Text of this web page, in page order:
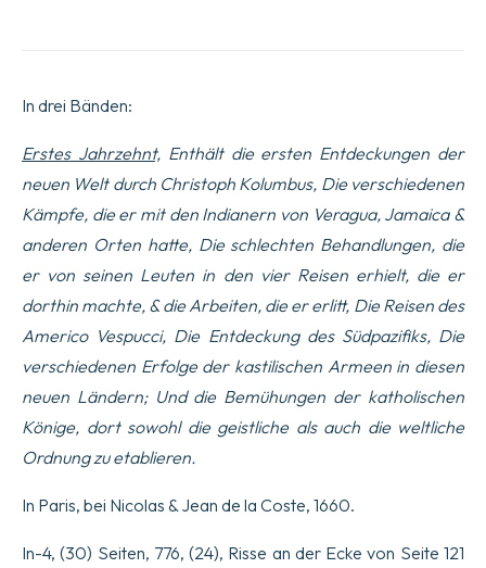
In drei Bänden:
Erstes Jahrzehnt,Enthält die ersten Entdeckungen der
neuen Welt durch Christoph Kolumbus, Die verschiedenen
Kämpfe, die er mit den Indianern von Veragua, Jamaica &
anderen Orten hatte, Die schlechten Behandlungen, die
er von seinen Leuten in den vier Reisen erhielt, die er
dorthin machte, & die Arbeiten, die er erlitt, Die Reisen des
Americo Vespucci, Die Entdeckung des Südpazifiks, Die
verschiedenen Erfolge der kastilischen Armeen in diesen
neuen Ländern; Und die Bemühungen der katholischen
Könige, dort sowohl die geistliche als auch die weltliche
Ordnung zu etablieren.
In Paris, bei Nicolas & Jean de la Coste, 1660.
In-4, (30) Seiten, 776, (24), Risse an der Ecke von Seite 121